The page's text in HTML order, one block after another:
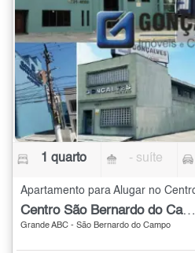
1 quarto - suíte
Centro São Bernardo do Campo
Grande ABC - São Bernardo do Campo